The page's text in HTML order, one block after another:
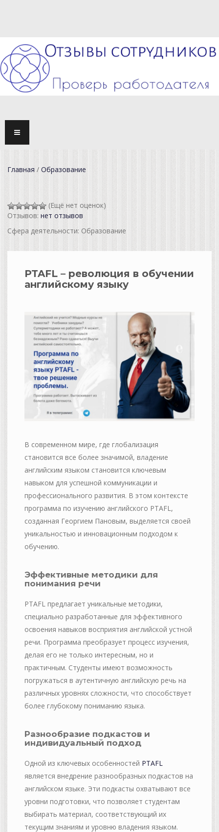
Главная/ Образование
(Ещё нет оценок)
Отзывов:нет отзывов
Сфера деятельности: Образование
PTAFL – революция в обучении
английскому языку
В современном мире, где глобализация
становится все более значимой, владение
английским языком становится ключевым
навыком для успешной коммуникации и
профессионального развития. В этом контексте
программа по изучению английского PTAFL,
созданная Георгием Пановым, выделяется своей
уникальностью и инновационным подходом к
обучению.
Эффективные методики для
понимания речи
PTAFL предлагает уникальные методики,
специально разработанные для эффективного
освоения навыков восприятия английской устной
речи. Программа преобразует процесс изучения,
делая его не только интересным, но и
практичным. Студенты имеют возможность
погружаться в аутентичную английскую речь на
различных уровнях сложности, что способствует
более глубокому пониманию языка.
Разнообразие подкастов и
индивидуальный подход
Одной из ключевых особенностей PTAFL
является внедрение разнообразных подкастов на
английском языке. Эти подкасты охватывают все
уровни подготовки, что позволяет студентам
выбирать материал, соответствующий их
текущим знаниям и уровню владения языком.